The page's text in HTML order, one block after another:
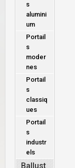
s
alumini
um
Portail
s
moder
nes
Portail
s
classiq
ues
Portail
s
industr
els
Ballust